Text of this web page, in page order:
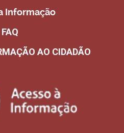
Informação
FAQ
AO CIDADÃO